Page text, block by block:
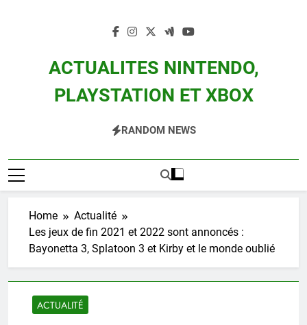
ACTUALITES NINTENDO,
PLAYSTATION ET XBOX
Zelda, Splatoon, Pokemon Entre Autres
RANDOM NEWS
Home
Actualité
Les jeux de fin 2021 et 2022 sont annoncés :
Bayonetta 3, Splatoon 3 et Kirby et le monde oublié
ACTUALITÉ